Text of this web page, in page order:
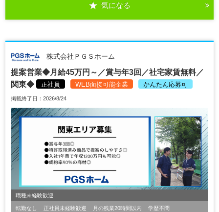
気になる
株式会社ＰＧＳホーム
提案営業◆月給45万円～／賞与年3回／社宅家賃無料／
関東◆
正社員 WEB面接可能企業 かんたん応募可
掲載終了日：2026/8/24
職種未経験歓迎
転勤なし 正社員未経験歓迎 月の残業20時間以内
学歴不問